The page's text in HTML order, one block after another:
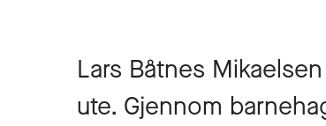
Lars Båtnes
ute. Gjennom